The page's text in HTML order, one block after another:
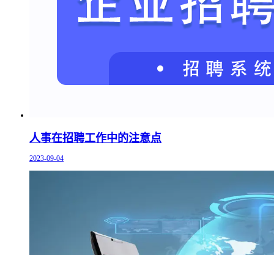
人事在招聘工作中的注意点
2023-09-04